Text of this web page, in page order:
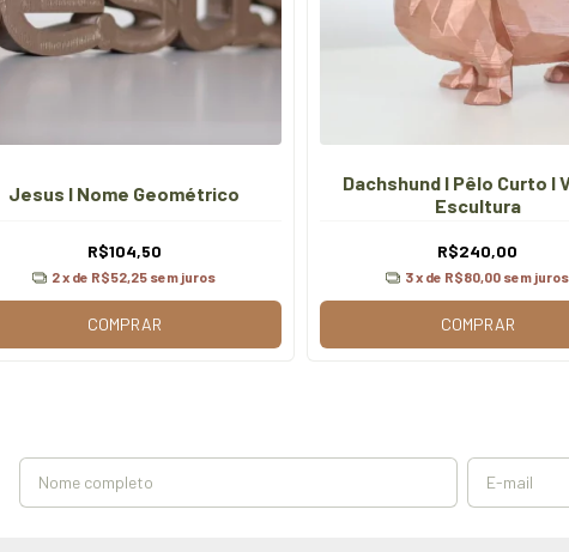
Jesus I Nome Geométrico
R$104,50
2x de R$52,25 sem juros
COMPRAR
Dachshund I Pêlo Curto I
Escultura
R$240,00
3x de R$80,00 sem juros
COMPRAR